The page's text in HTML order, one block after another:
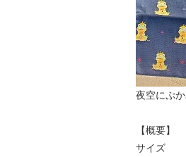
夜空にぷ
【概要】
サイズ